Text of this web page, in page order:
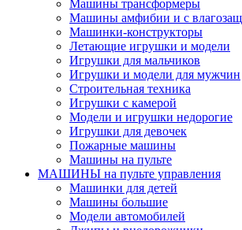
Машины трансформеры
Машины амфибии и с
Машинки-конструкторы
Летающие игрушки и модели
Игрушки для мальчиков
Игрушки и модели для мужчин
Строительная техника
Игрушки с камерой
Модели и игрушки недорогие
Игрушки для девочек
Пожарные машины
Машины на пульте
МАШИНЫ на пульте управления
Машинки для детей
Машины большие
Модели автомобилей